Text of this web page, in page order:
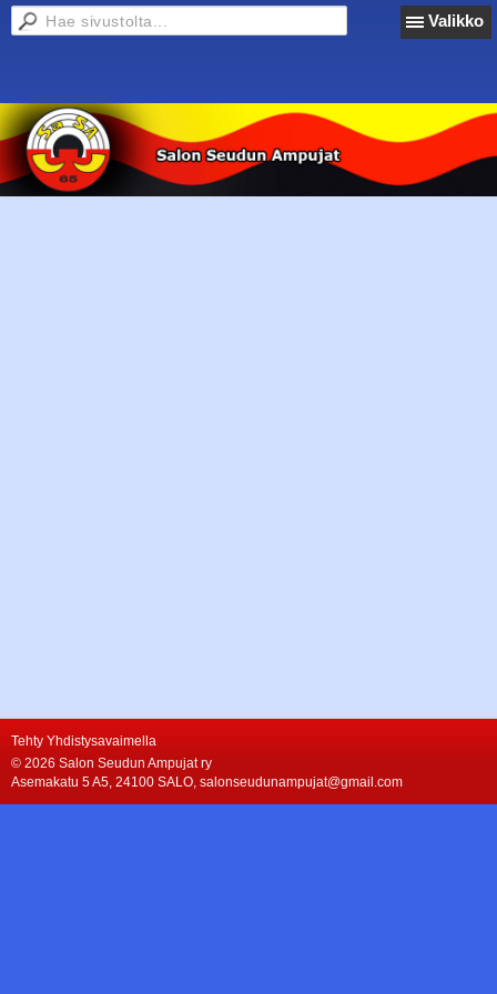
Valikko
Tehty Yhdistysavaimella
© 2026 Salon Seudun Ampujat ry
Asemakatu 5 A5, 24100 SALO, salonseudunampujat@gmail.com